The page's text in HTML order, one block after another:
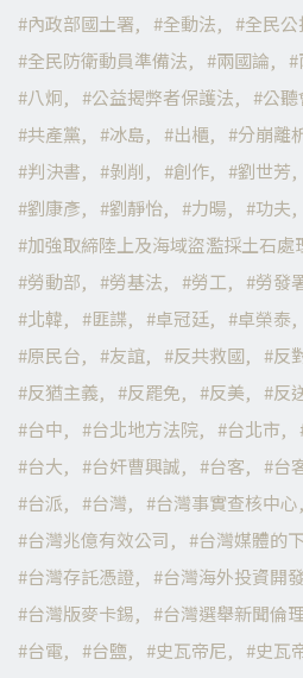
內政部國土署
全動法
全民公
全民防衛動員準備法
兩國論
八炯
公益揭弊者保護法 公聽
共產黨
冰島 出櫃 分崩離
判決書
剝削 創作 劉世芳
劉康彥
劉靜怡 力暘
功夫
加強取締陸上及海域盜濫採土石處
勞動部
勞基法 勞工 勞發
北韓
匪諜 卓冠廷 卓榮泰
原民台
友誼 反共救國 反
反猶主義
反罷免 反美 反
台中
台北地方法院 台北市
台大
台奸曹興誠 台客 台
台派
台灣 台灣事實查核中心
台灣兆億有效公司
台灣媒體的
台灣存託憑證
台灣海外投資開
台灣版麥卡錫
台灣選舉新聞倫
台電
台鹽 史瓦帝尼
史瓦